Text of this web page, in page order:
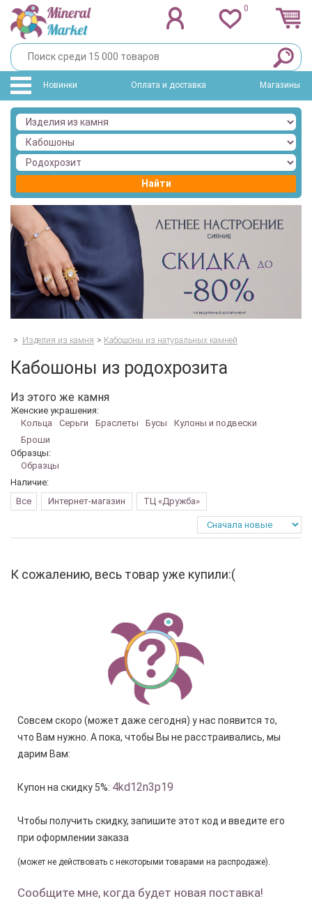
0
Новинки Оплата и доставка Магазины
Найти
> Изделия из камня > Кабошоны из натуральных камней
Кабошоны из родохрозита
Из этого же камня
Женские украшения:
Кольца
Серьги Браслеты Бусы
Кулоны и подвески
Броши
Образцы:
Образцы
Наличие:
Все
Интернет-магазин ТЦ «Дружба»
К сожалению, весь товар уже купили:(
Совсем скоро (может даже сегодня) у нас появится то,
что Вам нужно. А пока, чтобы Вы не расстраивались, мы
дарим Вам:
Купон на скидку 5%: 4kd12n3p19
Чтобы получить скидку, запишите этот код и введите его
при оформлении заказа
(может не действовать с некоторыми товарами на распродаже).
Сообщите мне, когда будет новая поставка!